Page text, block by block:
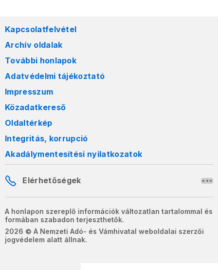
Kapcsolatfelvétel
Archív oldalak
További honlapok
Adatvédelmi tájékoztató
Impresszum
Közadatkereső
Oldaltérkép
Integritás, korrupció
Akadálymentesítési nyilatkozatok
Elérhetőségek
A honlapon szereplő információk változatlan tartalommal és
formában szabadon terjeszthetők.
2026 © A Nemzeti Adó- és Vámhivatal weboldalai szerzői
jogvédelem alatt állnak.